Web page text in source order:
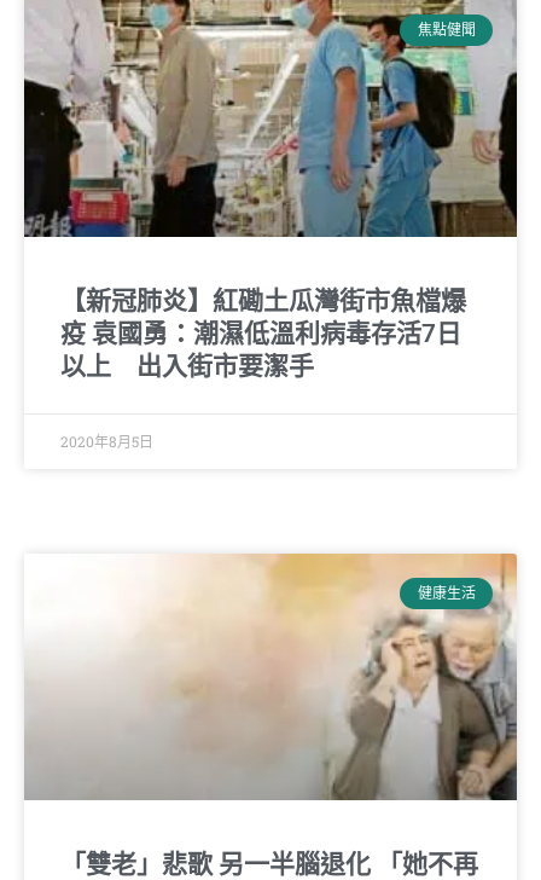
焦點健聞
【新冠肺炎】紅磡土瓜灣街市魚檔爆
疫 袁國勇：潮濕低溫利病毒存活7日
以上 出入街市要潔手
2020年8月5日
健康生活
「雙老」悲歌 另一半腦退化 「她不再